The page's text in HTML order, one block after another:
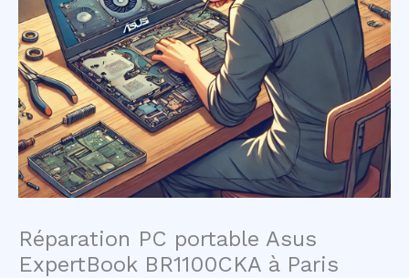
Réparation PC portable Asus
ExpertBook BR1100CKA à Paris